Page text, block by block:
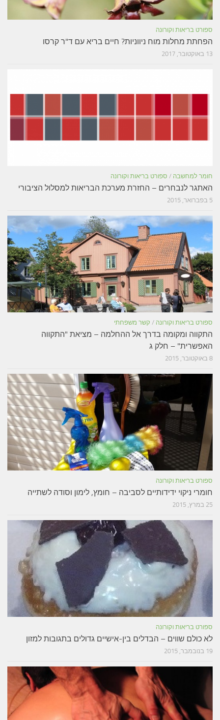
ספורט בריאות וקורונה
הפחתת מחלות מוח ניווניות? חיים בריא עם ד"ר קרסו
13 באוקטובר, 2017
חומר למחשבה / ספורט בריאות וקורונה
האתגר לנבחרים – החזרת מערכת הבריאות למסלול הציבורי
5 בפברואר, 2015
ספורט בריאות וקורונה / קשר משפחתי
התקווה ומקומה בדרך אל ההחלמה – מציאת "התקווה
האפשרית" – חלק ג
8 באוקטובר, 2015
ספורט בריאות וקורונה
חומרי ניקוי ידידותיים לסביבה – חומץ, לימון וסודה לשתייה
25 במרץ, 2015
ספורט בריאות וקורונה
לא כולם שווים – הבדלים בין-אישיים גדולים בתגובות למזון
19 בנובמבר, 2015